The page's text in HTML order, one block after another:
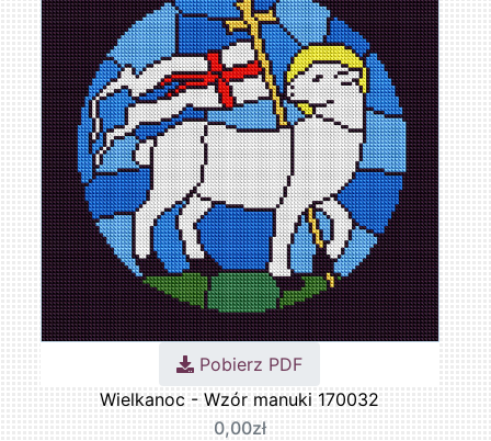
Pobierz PDF
Wielkanoc - Wzór manuki 170032
0,00zł